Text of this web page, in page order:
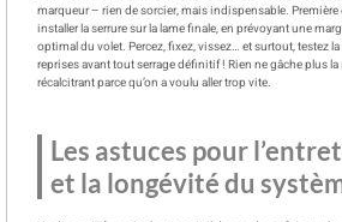
marqueur – rien de sorcier, mais indispensable. Première
installer la serrure sur la lame finale, en prévoyant une
optimal du volet. Percez, fixez, vissez… et surtout, testez
reprises avant tout serrage définitif ! Rien ne gâche plus
récalcitrant parce qu’on a voulu aller trop vite.
Les astuces pour
et la longévité du